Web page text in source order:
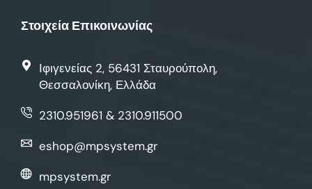
Στοιχεία Επικοινωνίας
Ιφιγενείας 2, 56431 Σταυρούπολη,
Θεσσαλονίκη, Ελλάδα
2310.951961 & 2310.911500
eshop@mpsystem.gr
mpsystem.gr